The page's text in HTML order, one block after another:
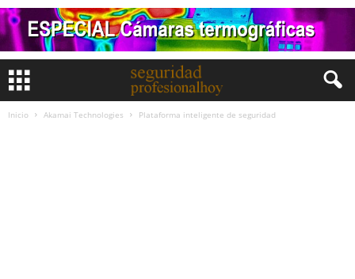
Inicio Akamai Technologies Plataforma inteligente de seguridad